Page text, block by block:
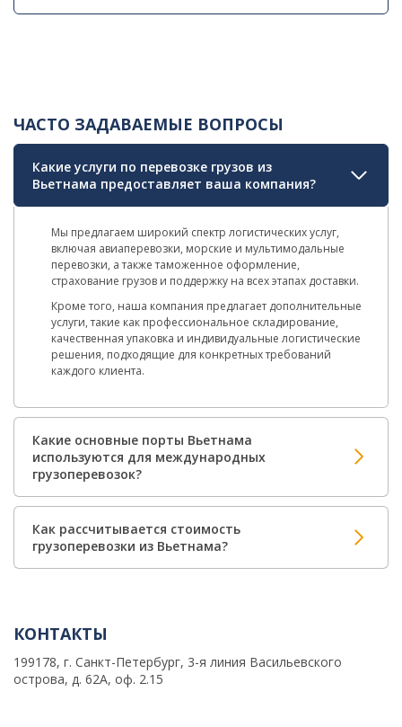
ЧАСТО ЗАДАВАЕМЫЕ ВОПРОСЫ
Какие услуги по перевозке грузов из
Вьетнама предоставляет ваша компания?
Мы предлагаем широкий спектр логистических услуг,
включая авиаперевозки, морские и мультимодальные
перевозки, а также таможенное оформление,
страхование грузов и поддержку на всех этапах доставки.
Кроме того, наша компания предлагает дополнительные
услуги, такие как профессиональное складирование,
качественная упаковка и индивидуальные логистические
решения, подходящие для конкретных требований
каждого клиента.
Какие основные порты Вьетнама
используются для международных
грузоперевозок?
Как рассчитывается стоимость
грузоперевозки из Вьетнама?
КОНТАКТЫ
199178, г. Санкт-Петербург, 3-я линия Васильевского
острова, д. 62А, оф. 2.15